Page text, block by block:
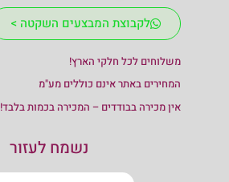
לקבוצת המבצעים השקטה >
משלוחים לכל חלקי הארץ!
המחירים באתר אינם כוללים מע"מ
אין מכירה בבודדים – המכירה בכמות בלבד!
נשמח לעזור